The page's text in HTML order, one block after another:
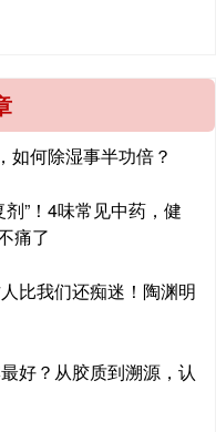
如何除湿事半功倍？
”！4味常见中药，健
痛了
比我们还痴迷！陶渊明
好？从胶质到溯源，认